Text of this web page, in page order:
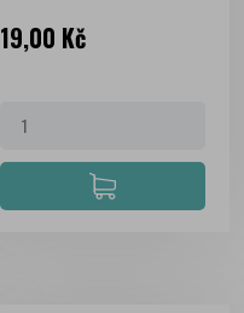
Cena
19,00 Kč